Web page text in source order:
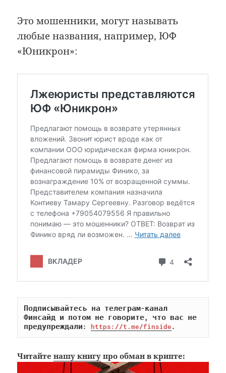
Это мошенники, могут называть
любые названия, например, ЮФ
«Юникрон»:
Подписывайтесь на телеграм-канал
Финсайд и потом не говорите, что вас не
предупреждали: https://t.me/finside.
Читайтенашу книгу про обман в крипте: